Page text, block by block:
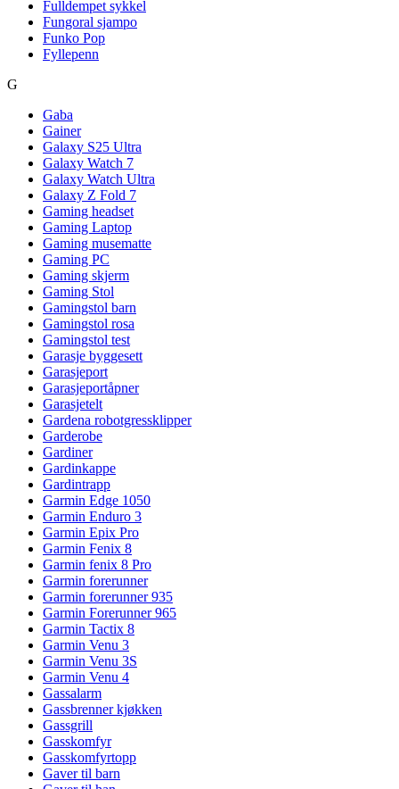
Fulldempet sykkel
Fungoral sjampo
Funko Pop
Fyllepenn
G
Gaba
Gainer
Galaxy S25 Ultra
Galaxy Watch 7
Galaxy Watch Ultra
Galaxy Z Fold 7
Gaming headset
Gaming Laptop
Gaming musematte
Gaming PC
Gaming skjerm
Gaming Stol
Gamingstol barn
Gamingstol rosa
Gamingstol test
Garasje byggesett
Garasjeport
Garasjeportåpner
Garasjetelt
Gardena robotgressklipper
Garderobe
Gardiner
Gardinkappe
Gardintrapp
Garmin Edge 1050
Garmin Enduro 3
Garmin Epix Pro
Garmin Fenix 8
Garmin fenix 8 Pro
Garmin forerunner
Garmin forerunner 935
Garmin Forerunner 965
Garmin Tactix 8
Garmin Venu 3
Garmin Venu 3S
Garmin Venu 4
Gassalarm
Gassbrenner kjøkken
Gassgrill
Gasskomfyr
Gasskomfyrtopp
Gaver til barn